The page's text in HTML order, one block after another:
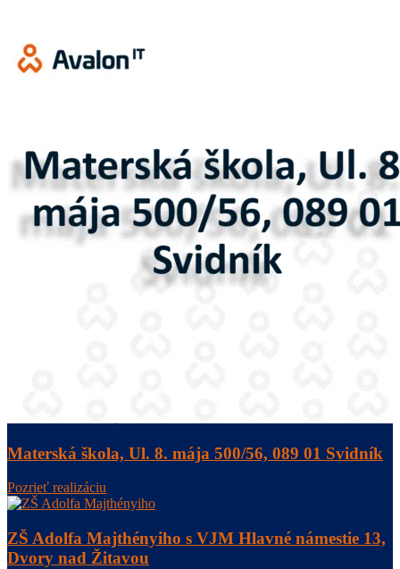
Materská škola, Ul. 8. mája 500/56, 089 01 Svidník
Pozrieť realizáciu
ZŠ Adolfa Majthényiho s VJM Hlavné námestie 13,
Dvory nad Žitavou